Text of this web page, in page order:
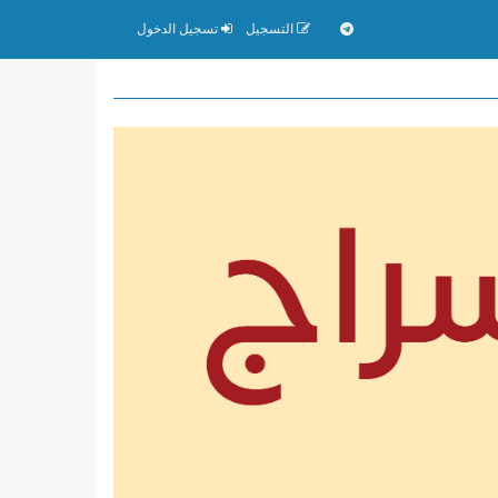
التسجيل تسجيل الدخول